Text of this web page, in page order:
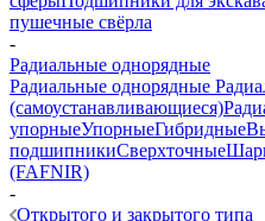
пушечные свёрла
-
Радиальные однорядные
Радиальные однорядные
(самоустанавливающиеся)
упорныеУпорныеГибридные
подшипникиСверхточные
(FAFNIR)
-
Открытого и закрытого типа